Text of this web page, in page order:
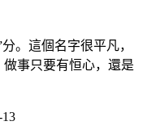
。這個名字很平凡，
事只要有恒心，還是
13